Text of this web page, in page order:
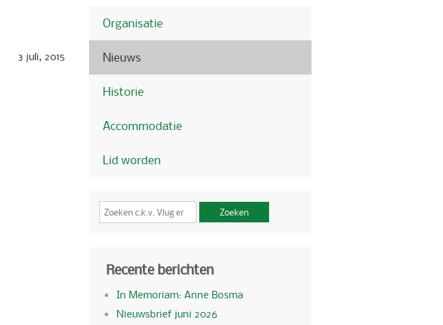
3 juli, 2015
Organisatie
Nieuws
Historie
Accommodatie
Lid worden
Zoeken
Recente berichten
In Memoriam: Anne Bosma
Nieuwsbrief juni 2026